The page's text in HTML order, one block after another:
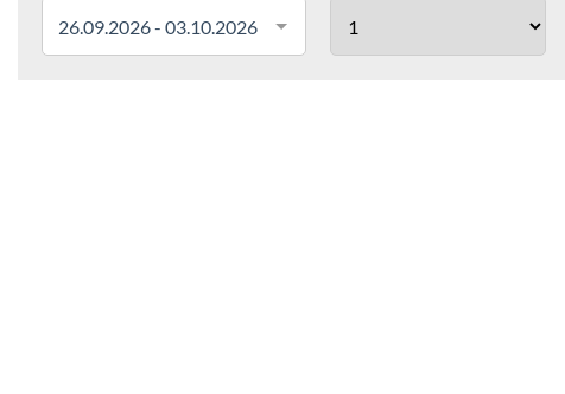
26.09.2026 - 03.10.2026